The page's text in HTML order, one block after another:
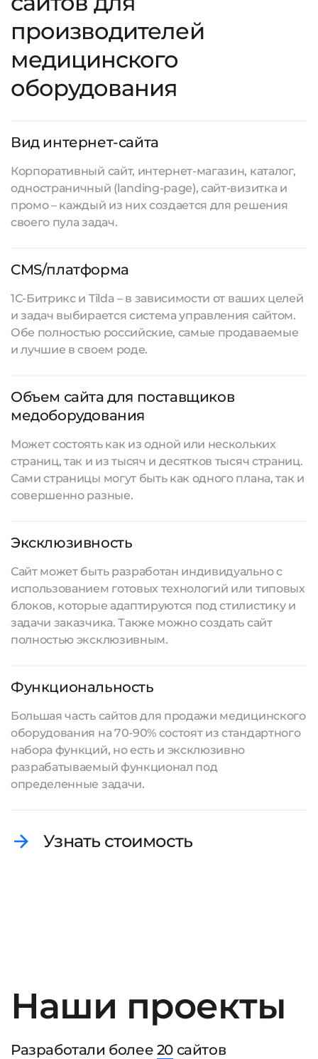
производителей
медицинского
оборудования
Вид интернет-сайта
Корпоративный сайт, интернет-магазин, каталог,
одностраничный (landing-page), сайт-визитка и
промо – каждый из них создается для решения
своего пула задач.
CMS/платформа
1С-Битрикс и Tilda – в зависимости от ваших целей
и задач выбирается система управления сайтом.
Обе полностью российские, самые продаваемые
и лучшие в своем роде.
Объем сайта для поставщиков
медоборудования
Может состоять как из одной или нескольких
страниц, так и из тысяч и десятков тысяч страниц.
Сами страницы могут быть как одного плана, так и
совершенно разные.
Эксклюзивность
Сайт может быть разработан индивидуально с
использованием готовых технологий или типовых
блоков, которые адаптируются под стилистику и
задачи заказчика. Также можносоздать сайт
полностью эксклюзивным.
Функциональность
Большая часть сайтов для продажи медицинского
оборудования на 70-90% состоят из стандартного
набора функций, но есть и эксклюзивно
разрабатываемый функционал под
определенные задачи.
Узнать стоимость
Наши проекты
Разработали более 20 сайтов